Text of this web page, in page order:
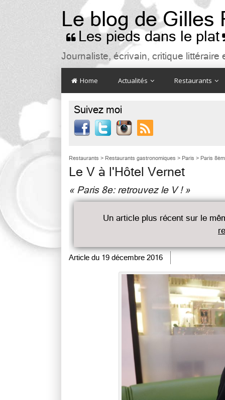
Le blog de Gilles
 Les pieds dans le plat
Journaliste, écrivain, critique
Home Actualités Restaurants
Suivez moi

Restaurants > Restaurants gastronomiques > Paris > Paris
Le V à l'Hôtel Vernet
« Paris 8e: retrouvez le V ! »
Un article plus récent sur le
Article du 19 décembre 2016